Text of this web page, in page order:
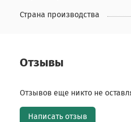
Страна производства
Отзывы
Отзывов еще никто не
Написать отзыв